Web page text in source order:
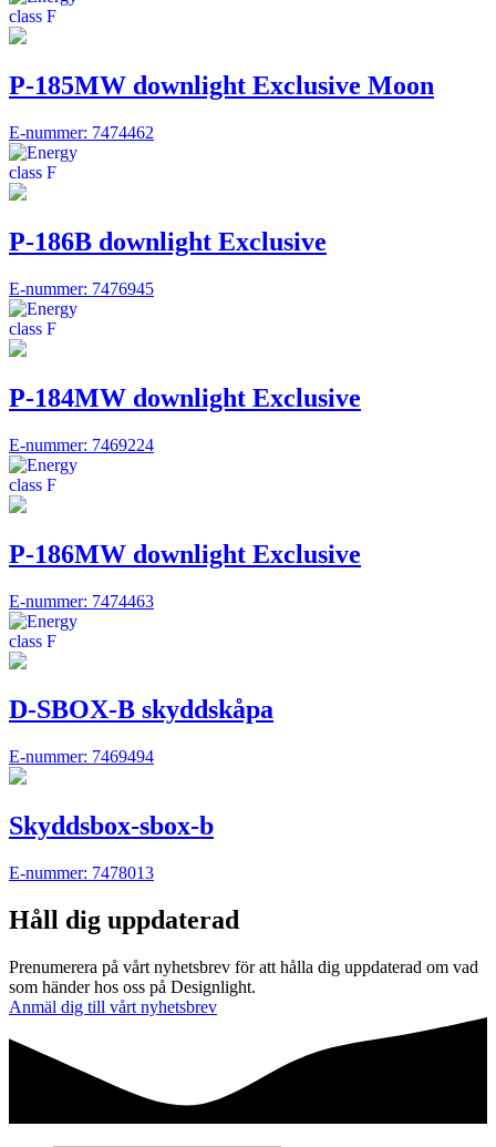
P-185MW downlight Exclusive Moon
E-nummer: 7474462
P-186B downlight Exclusive
E-nummer: 7476945
P-184MW downlight Exclusive
E-nummer: 7469224
P-186MW downlight Exclusive
E-nummer: 7474463
D-SBOX-B skyddskåpa
E-nummer: 7469494
Skyddsbox-sbox-b
E-nummer: 7478013
Håll dig uppdaterad
Prenumerera på vårt nyhetsbrev för att hålla dig uppdaterad om vad
som händer hos oss på Designlight.
Anmäl dig till vårt nyhetsbrev